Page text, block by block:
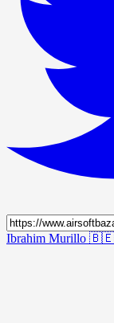
Ibrahim Murillo 🇧🇪